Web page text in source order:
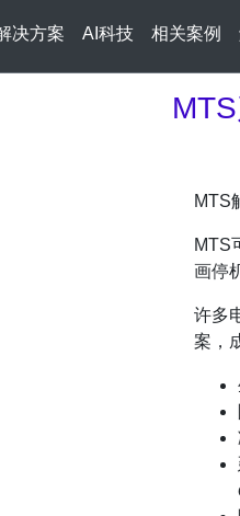
决方案 AI科技 相关案例
MTS
MTS
画停
许多
案，